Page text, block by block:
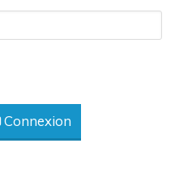
Connexion